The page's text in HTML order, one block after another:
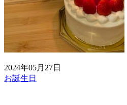
2024年05月27日
お誕生日